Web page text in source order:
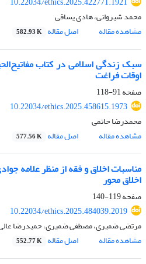
محمد شیروانی، هادی یساقی
مشاهده مقاله
اصل مقاله 582.93 K
سبک زندگی اسلامی در کتاب
اوقات فراغت
صفحه91-118
10.22034/ethics.2025.458615.1973
محمدرضا حاتمی
مشاهده مقاله
اصل مقاله 577.56 K
مناسبات اخلاق و فقه از منظر علامه
اخلاق محور
صفحه119-140
10.22034/ethics.2025.484039.2019
مرتضی ضمیری، مصطفی ضمیری، حمیدرضا
مشاهده مقاله
اصل مقاله 552.77 K